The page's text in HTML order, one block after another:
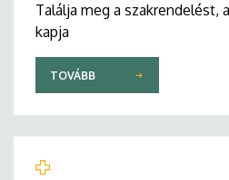
Találja meg a szakrendelést,
kapja
TOVÁBB